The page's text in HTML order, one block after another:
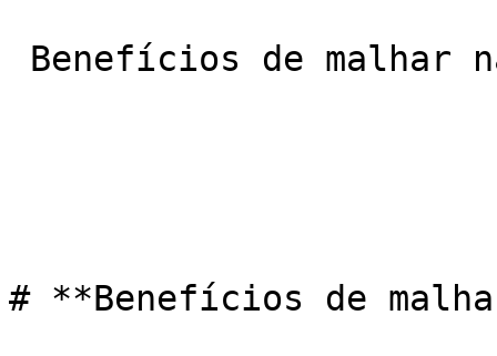
# **Benefícios de